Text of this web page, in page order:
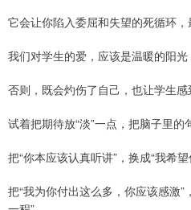
它会让你陷入委屈和失望的死循环，
我们对学生的爱，应该是温暖的阳光
否则，既会灼伤了自己，也让学生感
试着把期待放“淡”一点，把脑子里的
把“你本应该认真听讲”，换成“我希
把“我为你付出这么多，你应该感激